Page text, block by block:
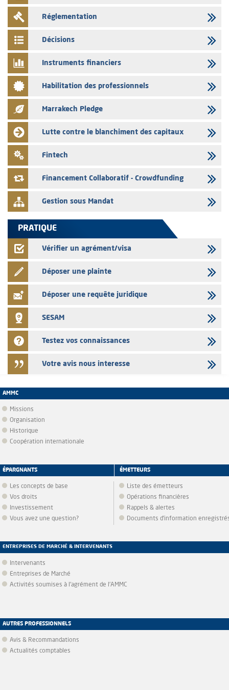
L’AMMC met sur son site internet les publications réalisées par les
émetteurs en date du 4 août 2026
Saham Bank – Mise à jour annuelle du dossier d’information relatif au
03/08/2026
L’AMMC met sur son site internet les publications réalisées par les
émetteurs en date du 3 août 2026
03/08/2026
Liste des agréments et visas d'OPCVM accordés par l'AMMC pour le
mois de juillet 2026
03/08/2026
L' AMMC publie les indicateurs mensuels du marché des capitaux pour
le mois de Juin 2026
Réglementation
Décisions
Instruments financiers
Habilitation des professionnels
Marrakech Pledge
Lutte contre le blanchiment des capitaux
Fintech
Financement Collaboratif - Crowdfunding
Gestion sous Mandat
PRATIQUE
Vérifier un agrément/visa
Déposer une plainte
Déposer une requête juridique
SESAM
Testez vos connaissances
Votre avis nous interesse
AMMC
Missions
Organisation
Historique
Coopération internationale
ÉPARGNANTS
Les concepts de base
Vos droits
Investissement
Vous avez une question?
ÉMETTEURS
Liste des émetteurs
Opérations financières
Rappels & alertes
Documents d’information
ENTREPRISES DE MARCHÉ & INTERVENANTS
Intervenants
Entreprises de Marché
Activités soumises à l'agrément de l'AMMC
AUTRES PROFESSIONNELS
Avis & Recommandations
Actualités comptables